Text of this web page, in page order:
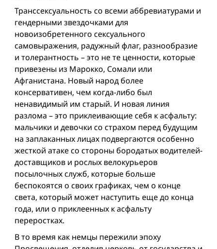
Транссексуальность со всеми аббревиатурами и
гендерными звездочками для
новоизобретенного сексуального
самовыражения, радужный флаг, разнообразие
и толерантность – это не те ценности, которые
привезены из Марокко, Сомали или
Афганистана. Новый народ более
консервативен, чем когда-либо был
ненавидимый им старый. И новая линия
разлома – это приклеивающие себя к асфальту:
мальчики и девочки со страхом перед будущим
на заплаканных лицах подвергаются особенно
жесткой атаке со стороны бородатых водителей-
доставщиков и рослых велокурьеров
посылочных служб, которые больше
беспокоятся о своих графиках, чем о конце
света, который может наступить еще до конца
года, или о приклеенных к асфальту
переростках.
В то время как немцы пережили эпоху